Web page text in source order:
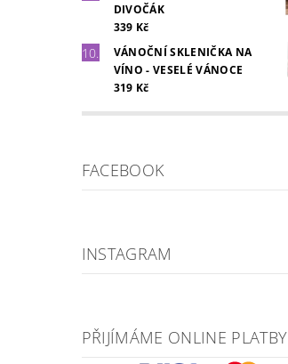
DIVOČÁK
339 Kč
VÁNOČNÍ SKLENIČKA NA
VÍNO - VESELÉ VÁNOCE
319 Kč
FACEBOOK
INSTAGRAM
PŘIJÍMÁME ONLINE PLATBY